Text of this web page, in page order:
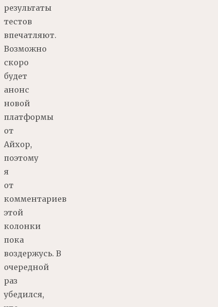
результаты
тестов
впечатляют.
Возможно
скоро
будет
анонс
новой
платформы
от
Айхор,
поэтому
я
от
комментариев
этой
колонки
пока
воздержусь. В
очередной
раз
убедился,